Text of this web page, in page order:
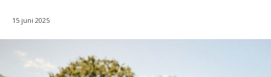
15 juni 2025